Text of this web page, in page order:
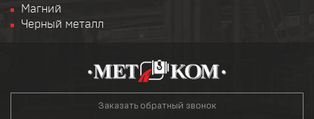
Магний
Черный металл
Заказать обратный звонок